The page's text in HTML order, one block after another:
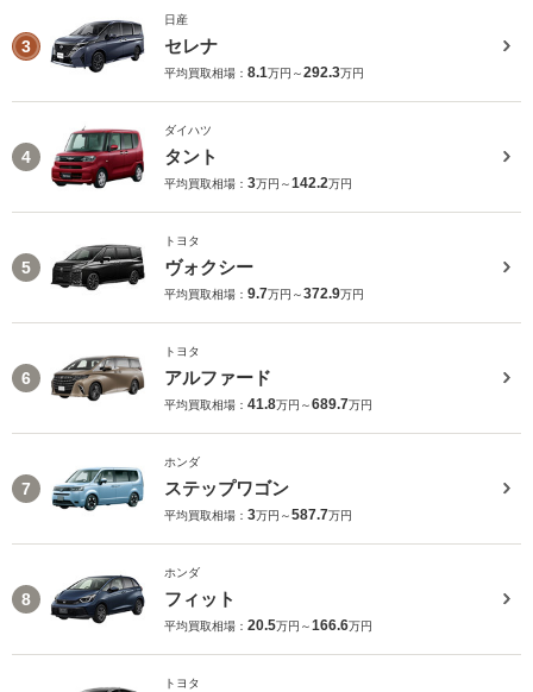
3
日産
セレナ
平均買取相場： 8.1万円～292.3万円
4
ダイハツ
タント
平均買取相場： 3万円～142.2万円
5
トヨタ
ヴォクシー
平均買取相場： 9.7万円～372.9万円
6
トヨタ
アルファード
平均買取相場： 41.8万円～689.7万円
7
ホンダ
ステップワゴン
平均買取相場： 3万円～587.7万円
8
ホンダ
フィット
平均買取相場： 20.5万円～166.6万円
トヨタ